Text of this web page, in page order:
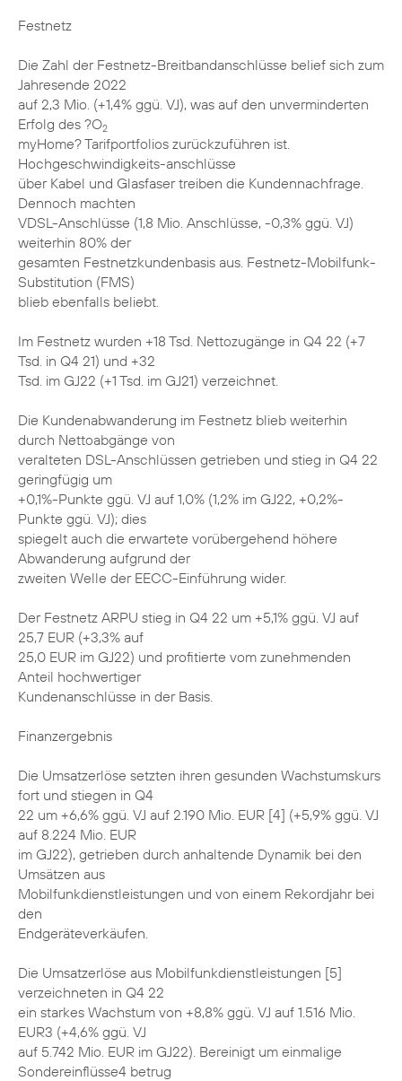
Festnetz
Die Zahl der Festnetz-Breitbandanschlüsse belief sich zum
Jahresende 2022
auf 2,3 Mio. (+1,4% ggü. VJ), was auf den unverminderten
Erfolg des ?O2
myHome? Tarifportfolios zurückzuführen ist.
Hochgeschwindigkeits-anschlüsse
über Kabel und Glasfaser treiben die Kundennachfrage.
Dennoch machten
VDSL-Anschlüsse (1,8 Mio. Anschlüsse, -0,3% ggü. VJ)
weiterhin 80% der
gesamten Festnetzkundenbasis aus. Festnetz-Mobilfunk-
Substitution (FMS)
blieb ebenfalls beliebt.
Im Festnetz wurden +18 Tsd. Nettozugänge in Q4 22 (+7
Tsd. in Q4 21) und +32
Tsd. im GJ22 (+1 Tsd. im GJ21) verzeichnet.
Die Kundenabwanderung im Festnetz blieb weiterhin
durch Nettoabgänge von
veralteten DSL-Anschlüssen getrieben und stieg in Q4 22
geringfügig um
+0,1%-Punkte ggü. VJ auf 1,0% (1,2% im GJ22, +0,2%-
Punkte ggü. VJ); dies
spiegelt auch die erwartete vorübergehend höhere
Abwanderung aufgrund der
zweiten Welle der EECC-Einführung wider.
Der Festnetz ARPU stieg in Q4 22 um +5,1% ggü. VJ auf
25,7 EUR (+3,3% auf
25,0 EUR im GJ22) und profitierte vom zunehmenden
Anteil hochwertiger
Kundenanschlüsse in der Basis.
Finanzergebnis
Die Umsatzerlöse setzten ihren gesunden Wachstumskurs
fort und stiegen in Q4
22 um +6,6% ggü. VJ auf 2.190 Mio. EUR [4] (+5,9% ggü. VJ
auf 8.224 Mio. EUR
im GJ22), getrieben durch anhaltende Dynamik bei den
Umsätzen aus
Mobilfunkdienstleistungen und von einem Rekordjahr bei
den
Endgeräteverkäufen.
Die Umsatzerlöse aus Mobilfunkdienstleistungen [5]
verzeichneten in Q4 22
ein starkes Wachstum von +8,8% ggü. VJ auf 1.516 Mio.
EUR3 (+4,6% ggü. VJ
auf 5.742 Mio. EUR im GJ22). Bereinigt um einmalige
Sondereinflüsse4 betrug